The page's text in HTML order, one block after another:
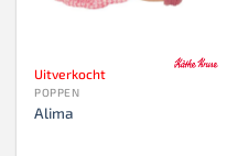
Uitverkocht
POPPEN
Alima